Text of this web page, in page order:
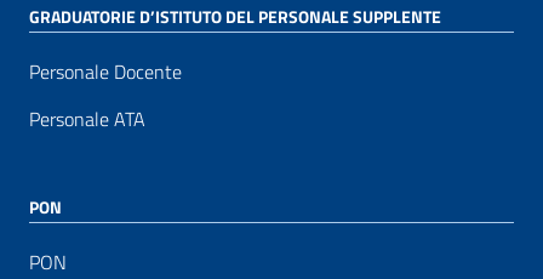
GRADUATORIE D’ISTITUTO DEL PERSONALE SUPPLENTE
Personale Docente
Personale ATA
PON
PON